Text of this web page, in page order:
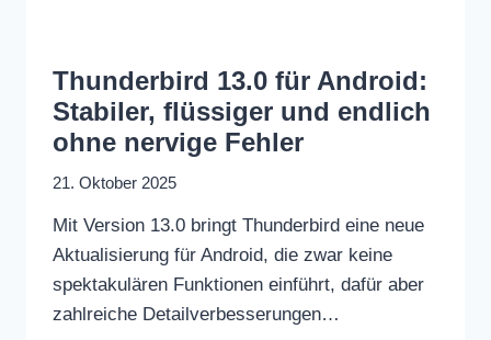
Thunderbird 13.0 für Android:
Stabiler, flüssiger und endlich
ohne nervige Fehler
21. Oktober 2025
Mit Version 13.0 bringt Thunderbird eine neue
Aktualisierung für Android, die zwar keine
spektakulären Funktionen einführt, dafür aber
zahlreiche Detailverbesserungen…